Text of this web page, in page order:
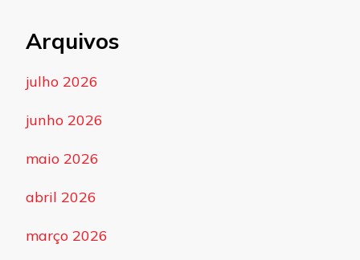
Arquivos
julho 2026
junho 2026
maio 2026
abril 2026
março 2026